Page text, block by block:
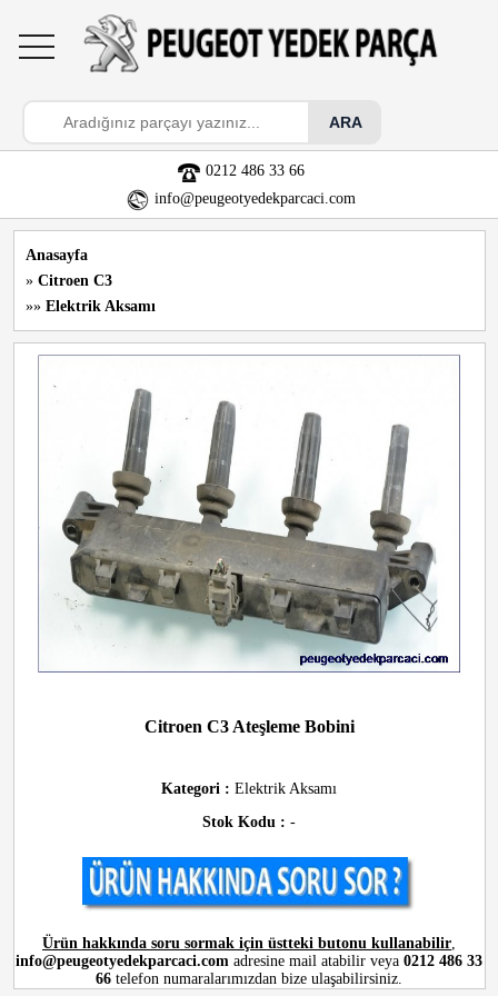
toggle
navigation
0212 486 33 66
info@peugeotyedekparcaci.com
Anasayfa
» Citroen C3
»» Elektrik Aksamı
Citroen C3 Ateşleme Bobini
Kategori : Elektrik Aksamı
Stok Kodu : -
Ürün hakkında soru sormak için üstteki butonu kullanabilir
info@peugeotyedekparcaci.com adresine mail atabilir veya 0212 486 33
66 telefon numaralarımızdan bize ulaşabilirsiniz.